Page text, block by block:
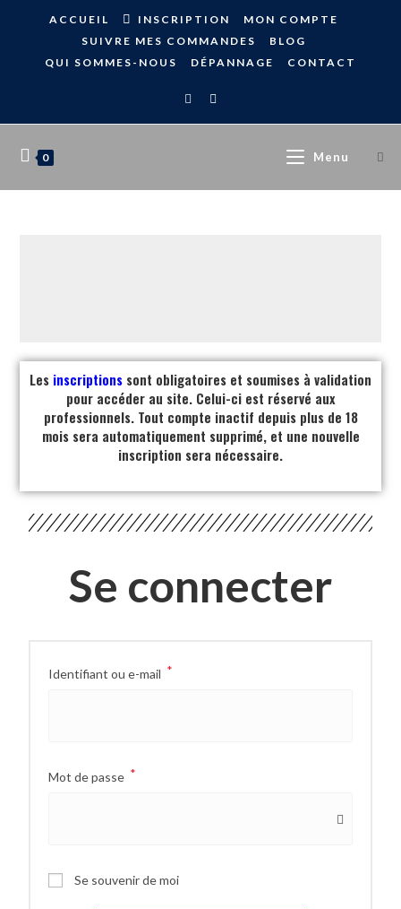
ACCUEIL INSCRIPTION
MON COMPTE
SUIVRE MES COMMANDES
BLOG
QUI SOMMES-NOUS
DÉPANNAGE CONTACT
0 Menu
Les inscriptions sont obligatoires et soumises à validation
pour accéder au site. Celui-ci est réservé aux
professionnels. Tout compte inactif depuis plus de 18
mois sera automatiquement supprimé, et une nouvelle
inscription sera nécessaire.
Se connecter
Identifiant ou e-mail *
Mot de passe *
Se souvenir de moi